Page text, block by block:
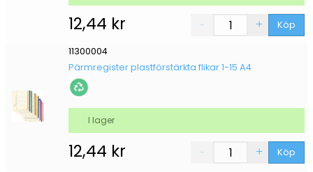
12,44 kr Köp
11300004
Pärmregister plastförstärkta flikar 1-15 A4
12,44 kr Köp
I lager